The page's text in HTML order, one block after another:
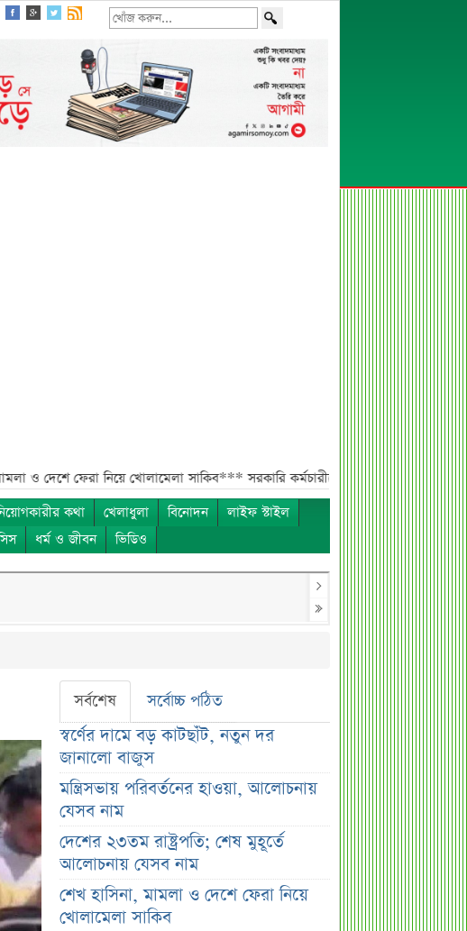
ফেরা নিয়ে খোলামেলা সাকিব*** সরকারি কর্মচারীদের জন্য নতুন বার্তা, আলোচিত বেতন
কথা খেলাধুলা বিনোদন
লাইফ স্টাইল
ধর্ম ও জীবন ভিডিও
সর্বশেষ সর্বোচ্চ পঠিত
স্বর্ণের দামে বড় কাটছাঁট, নতুন দর
জানালো বাজুস
মন্ত্রিসভায় পরিবর্তনের হাওয়া, আলোচনায়
যেসব নাম
দেশের ২৩তম রাষ্ট্রপতি; শেষ মুহূর্তে
আলোচনায় যেসব নাম
শেখ হাসিনা, মামলা ও দেশে ফেরা নিয়ে
খোলামেলা সাকিব